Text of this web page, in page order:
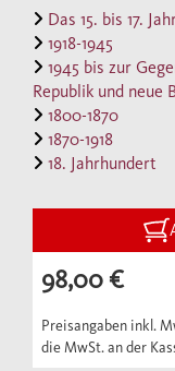
Pädagogische
durch
Die
pädagogischen
wurden im
Band, der nun
Handbuch
komplettiert,
als Epoche
Das 15. bis 17.
1918-1945
1945 bis zur
Republik und neue
1800-1870
1870-1918
18. Jahrhundert
98,00 €
Preisangaben inkl.
die MwSt. an der